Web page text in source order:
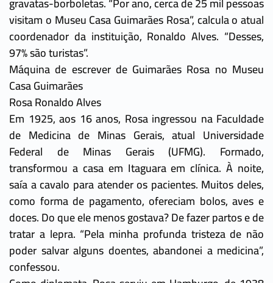
visitam o Museu Casa Guimarães Rosa”, calcula o atual
coordenador da instituição, Ronaldo Alves. “Desses,
97% são turistas”.
Máquina de escrever de Guimarães Rosa no Museu
Casa Guimarães
Rosa Ronaldo Alves
Em 1925, aos 16 anos, Rosa ingressou na Faculdade
de Medicina de Minas Gerais, atual Universidade
Federal de Minas Gerais (UFMG). Formado,
transformou a casa em Itaguara em clínica. À noite,
saía a cavalo para atender os pacientes. Muitos deles,
como forma de pagamento, ofereciam bolos, aves e
doces. Do que ele menos gostava? De fazer partos e de
tratar a lepra. “Pela minha profunda tristeza de não
poder salvar alguns doentes, abandonei a medicina”,
confessou.